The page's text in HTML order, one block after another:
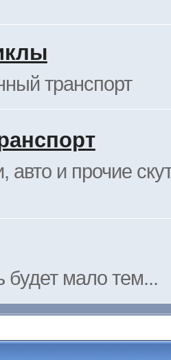
транспорт
авто и прочие
будет мало тем...